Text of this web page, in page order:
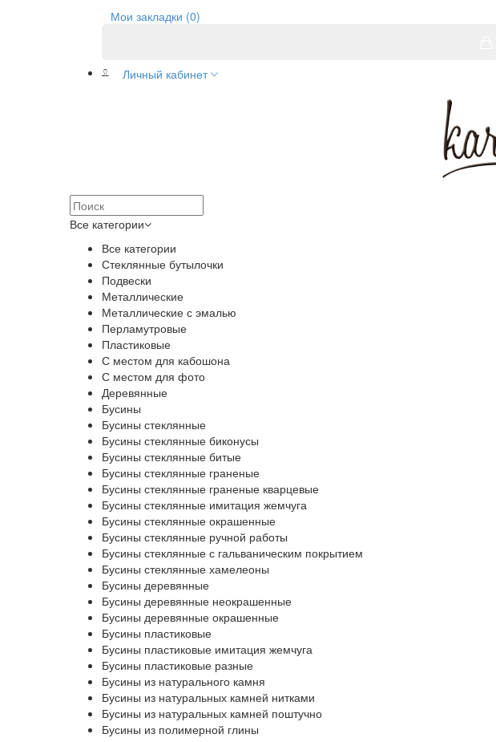
Мои закладки (0)
Личный кабинет
Все категории
Все категории
Стеклянные бутылочки
Подвески
Металлические
Металлические с эмалью
Перламутровые
Пластиковые
С местом для кабошона
С местом для фото
Деревянные
Бусины
Бусины стеклянные
Бусины стеклянные биконусы
Бусины стеклянные битые
Бусины стеклянные граненые
Бусины стеклянные граненые кварцевые
Бусины стеклянные имитация жемчуга
Бусины стеклянные окрашенные
Бусины стеклянные ручной работы
Бусины стеклянные с гальваническим покрытием
Бусины стеклянные хамелеоны
Бусины деревянные
Бусины деревянные неокрашенные
Бусины деревянные окрашенные
Бусины пластиковые
Бусины пластиковые имитация жемчуга
Бусины пластиковые разные
Бусины из натурального камня
Бусины из натуральных камней нитками
Бусины из натуральных камней поштучно
Бусины из полимерной глины